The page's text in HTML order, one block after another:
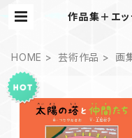
作品集＋エッ
HOME 芸術作品 画